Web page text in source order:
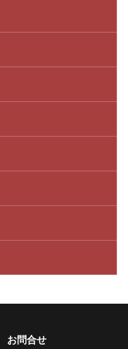
お問合せ